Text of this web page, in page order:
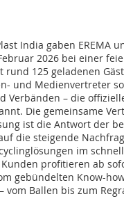
India gaben EREMA
2026 bei einer
rund 125 geladenen
und Medienvertreter
Verbänden – die
Die gemeinsame
ist die Antwort der
die steigende
im
profitieren ab
gebündelten Know-
vom Ballen bis zum